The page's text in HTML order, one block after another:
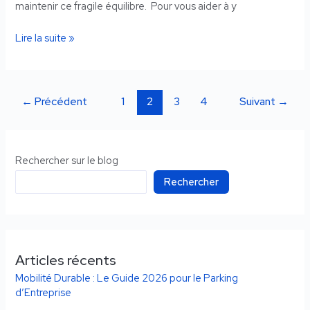
maintenir ce fragile équilibre. Pour vous aider à y
Lire la suite »
← Précédent 1 2 3 4 Suivant →
Rechercher sur le blog
Rechercher
Articles récents
Mobilité Durable : Le Guide 2026 pour le Parking
d’Entreprise